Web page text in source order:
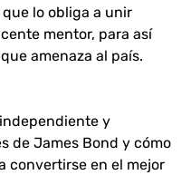
lo obliga a unir
mentor, para así
amenaza al país.
y
de James Bond y cómo
convertirse en el mejor